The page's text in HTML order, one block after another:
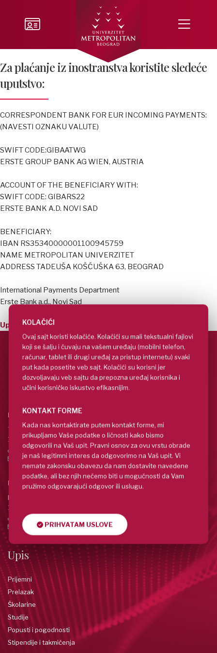
Za plaćanje iz inostranstva koristite sledeće
uputstvo:
CORRESPONDENT BANK FOR EUR INCOMING PAYMENTS:
(NAVESTI OZNAKU VALUTE)
SWIFT CODE:GIBAATWG
ERSTE GROUP BANK AG WIEN, AUSTRIA
ACCOUNT OF THE BENEFICIARY WITH:
SWIFT CODE: GIBARS22
ERSTE BANK A.D. NOVI SAD
BENEFICIARY:
IBAN RS35340000001100945759
NAME METROPOLITAN UNIVERZITET
ADDRESS TADEUŠA KOŠĆUŠKA 63, BEOGRAD
International Payments Department
Erste Bank a.d., Novi Sad
Uputstvo u PDF formatu mozete preuzeti ovde
Beograd
Tadeuša Košćuška 63,
11158 Beograd, Srbija
+381 (11) 20 30 885
info@metropolitan.ac.rs
Niš
Bulevar Svetog Cara Konstantina 80A,
18116 Niš, Srbija
+381 (18) 551 000
info.nis@metropolitan.ac.rs
Upis
Prijemni
Prelazak
Školarine
Studije
Popusti i pogodnosti
Stipendije i takmičenja
KOLAČIĆI
Ovaj sajt koristi kolačiće. Kolačići su mali tekstualni fajlovi
koji se šalju i čuvaju na vašem uređaju (mobilni telefon,
računar, tablet ili drugi uređaj za pristup internetu) svaki
put kada posetite veb sajt. Kolačići su korisni jer
dozvoljavaju veb sajtu da prepozna uređaj korisnika i
učini korisničko iskustvo efikasnijim.
KONTAKT FORME
Kada nas kontaktirate putem kontakt forme, mi
prikupljamo Vaše podatke o ličnosti kako bismo
odgovorili na Vaš upit. Pravni osnov za ovu vrstu obrade
je naš legitimni interes da odgovorimo na Vaš upit. Vi
nemate zakonsku obavezu da nam dostavite navedene
podatke, ali bez njih nećemo biti u mogućnosti da Vam
pružimo odgovarajući odgovor ili uslugu.
PRIHVATAM USLOVE